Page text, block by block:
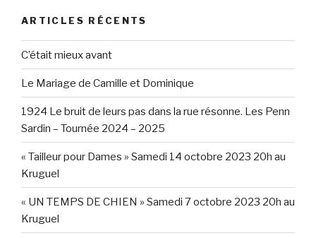
ARTICLES RÉCENTS
C’était mieux avant
Le Mariage de Camille et Dominique
1924 Le bruit de leurs pas dans la rue résonne. Les Penn
Sardin – Tournée 2024 – 2025
« Tailleur pour Dames » Samedi 14 octobre 2023 20h au
Kruguel
« UN TEMPS DE CHIEN » Samedi 7 octobre 2023 20h au
Kruguel